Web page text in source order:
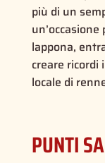
più di un
lappona,
creare
locale di
PUNTI